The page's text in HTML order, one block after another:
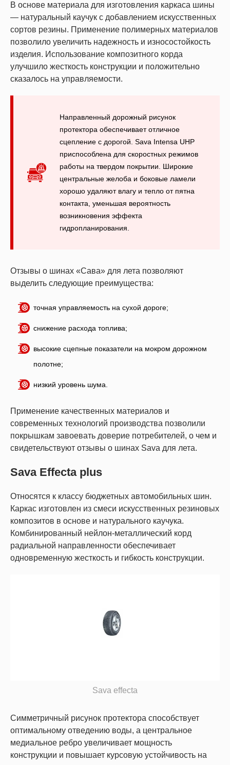
В основе материала для изготовления каркаса шины
— натуральный каучук с добавлением искусственных
сортов резины. Применение полимерных материалов
позволило увеличить надежность и износостойкость
изделия. Использование композитного корда
улучшило жесткость конструкции и положительно
сказалось на управляемости.
Направленный дорожный рисунок
протектора обеспечивает отличное
сцепление с дорогой. Sava Intensa UHP
приспособлена для скоростных режимов
работы на твердом покрытии. Широкие
центральные желоба и боковые ламели
хорошо удаляют влагу и тепло от пятна
контакта, уменьшая вероятность
возникновения эффекта
гидропланирования.
Отзывы о шинах «Сава» для лета позволяют
выделить следующие преимущества:
точная управляемость на сухой дороге;
снижение расхода топлива;
высокие сцепные показатели на мокром дорожном
полотне;
низкий уровень шума.
Применение качественных материалов и
современных технологий производства позволили
покрышкам завоевать доверие потребителей, о чем и
свидетельствуют отзывы о шинах Sava для лета.
Sava Effecta plus
Относятся к классу бюджетных автомобильных шин.
Каркас изготовлен из смеси искусственных резиновых
композитов в основе и натурального каучука.
Комбинированный нейлон-металлический корд
радиальной направленности обеспечивает
одновременную жесткость и гибкость конструкции.
Sava effecta
Симметричный рисунок протектора способствует
оптимальному отведению воды, а центральное
медиальное ребро увеличивает мощность
конструкции и повышает курсовую устойчивость на